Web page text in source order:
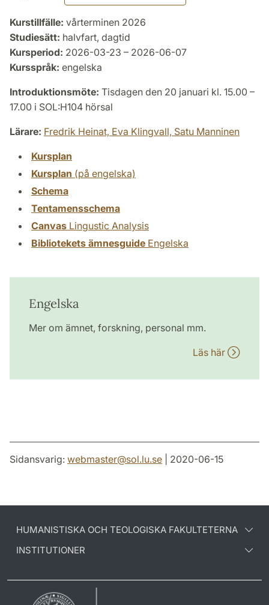
Kurstillfälle: vårterminen 2026
Studiesätt: halvfart, dagtid
Kursperiod: 2026-03-23 – 2026-06-07
Kursspråk: engelska
Introduktionsmöte: Tisdagen den 20 januari kl. 15.00 –
17.00 i SOL:H104 hörsal
Lärare: Fredrik Heinat, Eva Klingvall, Satu Manninen
Kursplan
Kursplan (på engelska)
Schema
Tentamensschema
Canvas Lingustic Analysis
Bibliotekets ämnesguide Engelska
Engelska
Mer om ämnet, forskning, personal mm.
Läs här
Sidansvarig: webmaster@sol.lu.se | 2020-06-15
HUMANISTISKA OCH TEOLOGISKA FAKULTETERNA
INSTITUTIONER